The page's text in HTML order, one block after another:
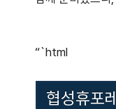
“`html
협성휴포